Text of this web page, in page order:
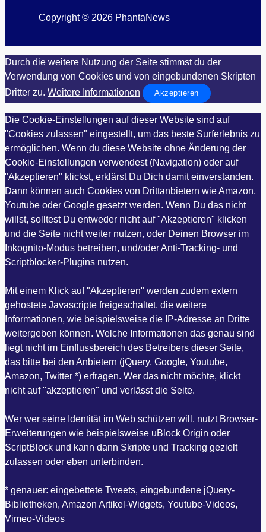
Copyright © 2026 PhantaNews
Durch die weitere Nutzung der Seite stimmst du der
Verwendung von Cookies und von eingebundenen Skripten
Dritter zu. Weitere Informationen Akzeptieren
Die Cookie-Einstellungen auf dieser Website sind auf
"Cookies zulassen" eingestellt, um das beste Surferlebnis zu
ermöglichen. Wenn du diese Website ohne Änderung der
Cookie-Einstellungen verwendest (Navigation) oder auf
"Akzeptieren" klickst, erklärst Du Dich damit einverstanden.
Dann können auch Cookies von Drittanbietern wie Amazon,
Youtube oder Google gesetzt werden. Wenn Du das nicht
willst, solltest Du entweder nicht auf "Akzeptieren" klicken
und die Seite nicht weiter nutzen, oder Deinen Browser im
Inkognito-Modus betreiben, und/oder Anti-Tracking- und
Scriptblocker-Plugins nutzen.
Mit einem Klick auf "Akzeptieren" werden zudem extern
gehostete Javascripte freigeschaltet, die weitere
Informationen, wie beispielsweise die IP-Adresse an Dritte
weitergeben können. Welche Informationen das genau sind
liegt nicht im Einflussbereich des Betreibers dieser Seite,
das bitte bei den Anbietern (jQuery, Google, Youtube,
Amazon, Twitter *) erfragen. Wer das nicht möchte, klickt
nicht auf "akzeptieren" und verlässt die Seite.
Wer wer seine Identität im Web schützen will, nutzt Browser-
Erweiterungen wie beispielsweise uBlock Origin oder
ScriptBlock und kann dann Skripte und Tracking gezielt
zulassen oder eben unterbinden.
* genauer: eingebettete Tweets, eingebundene jQuery-
Bibliotheken, Amazon Artikel-Widgets, Youtube-Videos,
Vimeo-Videos